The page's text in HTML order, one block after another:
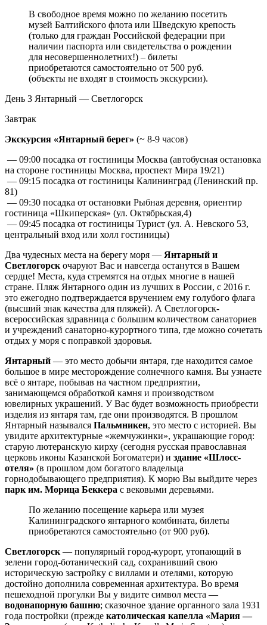
В свободное время можно по желанию посетить
музей Балтийского флота или Шведскую крепость
(только для граждан Российской федерации при
наличии паспорта или свидетельства о рождении
для несовершеннолетних!) – билеты
приобретаются самостоятельно от 500 руб.
(объекты не входят в стоимость экскурсии).
День 3 Янтарный — Светлогорск
Завтрак
Экскурсия «Янтарный берег» (~ 8-9 часов)
— 09:00 посадка от гостиницы Москва (автобусная остановка
на стороне гостиницы Москва, проспект Мира 19/21)
— 09:15 посадка от гостиницы Калининград (Ленинский пр.
81)
— 09:30 посадка от остановки Рыбная деревня, ориентир
гостиница «Шкиперская» (ул. Октябрьская,4)
— 09:45 посадка от гостиницы Турист (ул. А. Невского 53,
центральный вход или холл гостиницы)
Два чудесных места на берегу моря — Янтарный и
Светлогорск очаруют Вас и навсегда останутся в Вашем
сердце! Места, куда стремятся на отдых многие в нашей
стране. Пляж Янтарного один из лучших в России, с 2016 г.
это ежегодно подтверждается вручением ему голубого флага
(высший знак качества для пляжей). А Светлогорск-
всероссийская здравница с большим количеством санаториев
и учреждений санаторно-курортного типа, где можно сочетать
отдых у моря с поправкой здоровья.
Янтарный — это место добычи янтаря, где находится самое
большое в мире месторождение солнечного камня. Вы узнаете
всё о янтаре, побывав на частном предприятии,
занимающемся обработкой камня и производством
ювелирных украшений. У Вас будет возможность приобрести
изделия из янтаря там, где они производятся. В прошлом
Янтарный назывался Пальмникен, это место с историей. Вы
увидите архитектурные «жемчужинки», украшающие город:
старую лютеранскую кирху (сегодня русская православная
церковь иконы Казанской Богоматери) и здание «Шлосс-
отеля» (в прошлом дом богатого владельца
горнодобывающего предприятия). К морю Вы выйдите через
парк им. Морица Беккера с вековыми деревьями.
По желанию посещение карьера или музея
Калининградского янтарного комбината, билеты
приобретаются самостоятельно (от 900 руб).
Светлогорск — популярный город-курорт, утопающий в
зелени город-ботанический сад, сохранивший свою
историческую застройку с виллами и отелями, которую
достойно дополнила современная архитектура. Во время
пешеходной прогулки Вы у видите символ места —
водонапорную башню; сказочное здание органного зала 1931
года постройки (прежде католическая капелла «Мария —